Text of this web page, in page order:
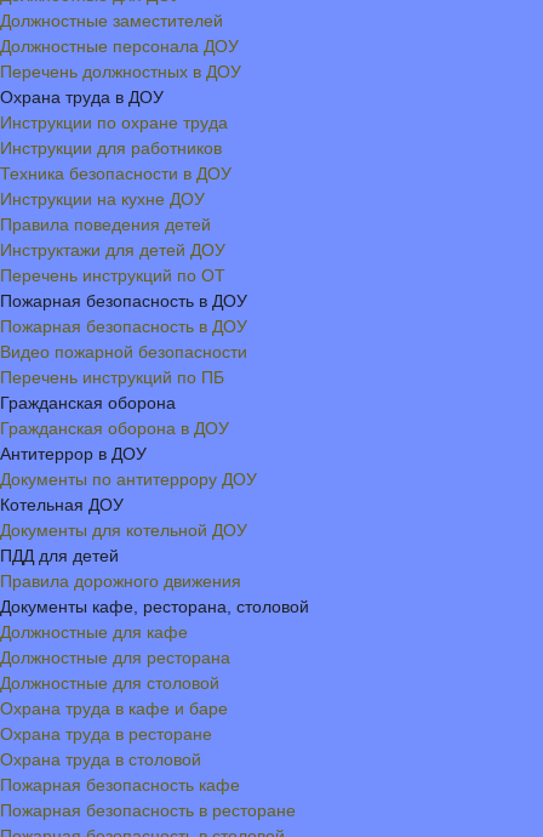
Должностные заместителей
Должностные персонала ДОУ
Перечень должностных в ДОУ
Охрана труда в ДОУ
Инструкции по охране труда
Инструкции для работников
Техника безопасности в ДОУ
Инструкции на кухне ДОУ
Правила поведения детей
Инструктажи для детей ДОУ
Перечень инструкций по ОТ
Пожарная безопасность в ДОУ
Пожарная безопасность в ДОУ
Видео пожарной безопасности
Перечень инструкций по ПБ
Гражданская оборона
Гражданская оборона в ДОУ
Антитеррор в ДОУ
Документы по антитеррору ДОУ
Котельная ДОУ
Документы для котельной ДОУ
ПДД для детей
Правила дорожного движения
Документы кафе, ресторана, столовой
Должностные для кафе
Должностные для ресторана
Должностные для столовой
Охрана труда в кафе и баре
Охрана труда в ресторане
Охрана труда в столовой
Пожарная безопасность кафе
Пожарная безопасность в ресторане